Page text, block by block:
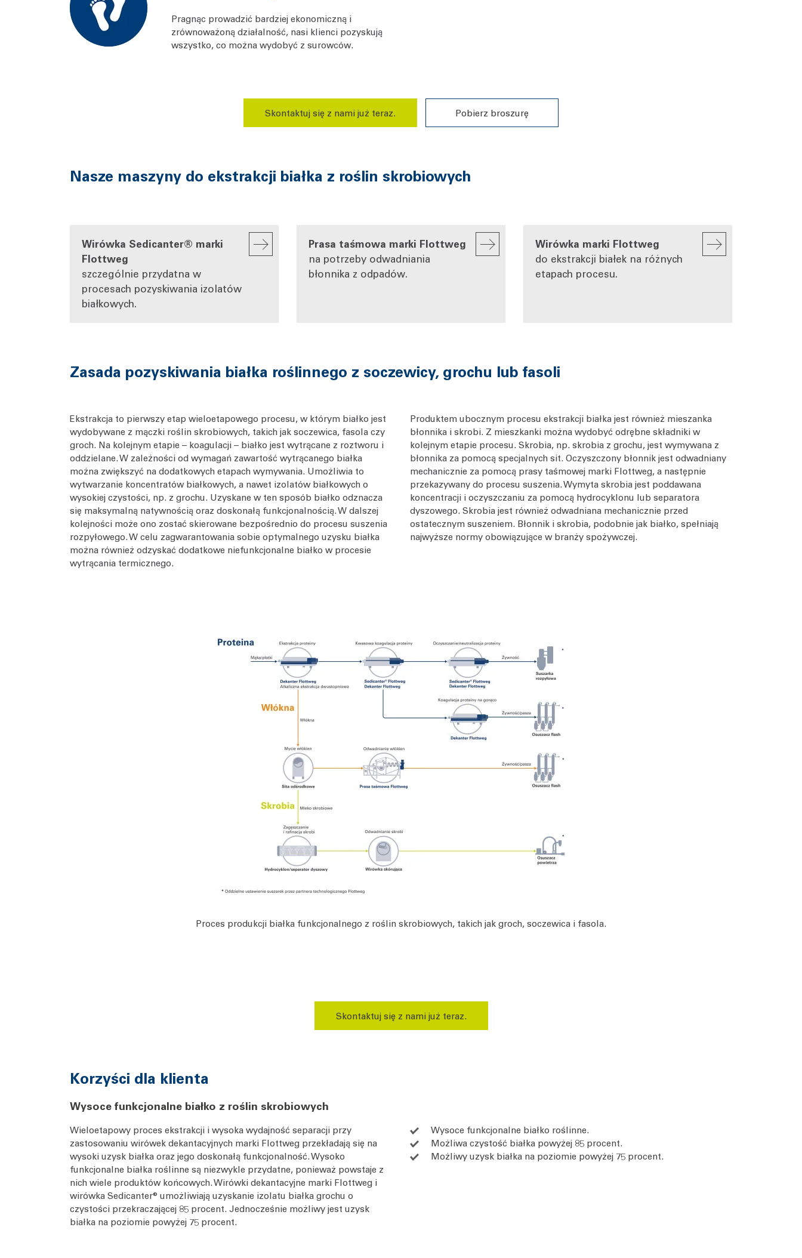
Pragnąc prowadzić bardziej ekonomiczną i
zrównoważoną działalność, nasi klienci pozyskują
wszystko, co można wydobyć z surowców.
Skontaktuj się z nami już teraz. Pobierz broszurę
Nasze maszyny do ekstrakcji białka z roślin skrobiowych
Wirówka Sedicanter® marki
Flottweg
szczególnie przydatna w
procesach pozyskiwania izolatów
białkowych.
Prasa taśmowa marki Flottweg
na potrzeby odwadniania
błonnika z odpadów.
Wirówka marki Flottweg
do ekstrakcji białek na różnych
etapach procesu.
Zasada pozyskiwania białka roślinnego z soczewicy, grochu lub fasoli
Ekstrakcja to pierwszy etap wieloetapowego procesu, w którym białko jest
wydobywane z mączki roślin skrobiowych, takich jak soczewica, fasola czy
groch. Na kolejnym etapie – koagulacji – białko jest wytrącane z roztworu i
oddzielane. W zależności od wymagań zawartość wytrącanego białka
można zwiększyć na dodatkowych etapach wymywania. Umożliwia to
wytwarzanie koncentratów białkowych, a nawet izolatów białkowych o
wysokiej czystości, np. z grochu. Uzyskane w ten sposób białko odznacza
się maksymalną natywnością oraz doskonałą funkcjonalnością. W dalszej
kolejności może ono zostać skierowane bezpośrednio do procesu suszenia
rozpyłowego. W celu zagwarantowania sobie optymalnego uzysku białka
można również odzyskać dodatkowe niefunkcjonalne białko w procesie
wytrącania termicznego.
Produktem ubocznym procesu ekstrakcji białka jest również mieszanka
błonnika i skrobi. Z mieszkanki można wydobyć odrębne składniki w
kolejnym etapie procesu. Skrobia, np. skrobia z grochu, jest wymywana z
błonnika za pomocą specjalnych sit. Oczyszczony błonnik jest odwadniany
mechanicznie za pomocą prasy taśmowej marki Flottweg, a następnie
przekazywany do procesu suszenia. Wymyta skrobia jest poddawana
koncentracji i oczyszczaniu za pomocą hydrocyklonu lub separatora
dyszowego. Skrobia jest również odwadniana mechanicznie przed
ostatecznym suszeniem. Błonnik i skrobia, podobnie jak białko, spełniają
najwyższe normy obowiązujące w branży spożywczej.
Proces produkcji białka funkcjonalnego z roślin skrobiowych, takich jak groch, soczewica i fasola.
Skontaktuj się z nami już teraz.
Korzyści dla klienta
Wysoce funkcjonalne białko z roślin skrobiowych
Wieloetapowy proces ekstrakcji i wysoka wydajność separacji przy
zastosowaniu wirówek dekantacyjnych marki Flottweg przekładają się na
wysoki uzysk białka oraz jego doskonałą funkcjonalność. Wysoko
funkcjonalne białka roślinne są niezwykle przydatne, ponieważ powstaje z
nich wiele produktów końcowych. Wirówki dekantacyjne marki Flottweg i
wirówka Sedicanter® umożliwiają uzyskanie izolatu białka grochu o
czystości przekraczającej 85 procent. Jednocześnie możliwy jest uzysk
białka na poziomie powyżej 75 procent.
Wysoce funkcjonalne białko roślinne.
Możliwa czystość białka powyżej 85 procent.
Możliwy uzysk białka na poziomie powyżej 75 procent.